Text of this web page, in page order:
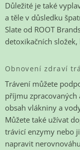
Důležité je také
a těle v důsledku
Slate od ROOT
detoxikačních
Obnovení zdraví
Trávení můžete
příjmu
obsah vlákniny a
Můžete také užívat
trávicí enzymy nebo
napravit